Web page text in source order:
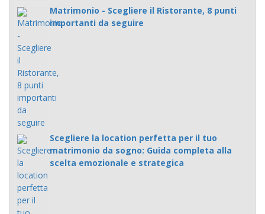
Matrimonio - Scegliere il Ristorante, 8 punti
importanti da seguire
Scegliere la location perfetta per il tuo
matrimonio da sogno: Guida completa alla
scelta emozionale e strategica